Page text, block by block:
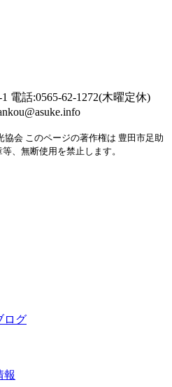
電話:0565-62-1272(木曜定休)
協会 このページの著作権は 豊田市足助
、無断使用を禁止します。
ログ
報